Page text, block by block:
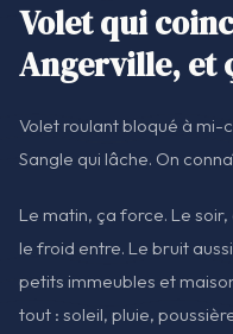
Volet qui
Angerville, et
Volet roulant bloqué à mi-
Sangle qui lâche. On
Le matin, ça force. Le
le froid entre. Le bruit
petits immeubles et
tout : soleil, pluie,